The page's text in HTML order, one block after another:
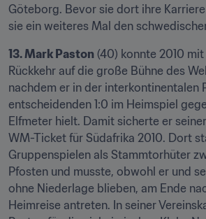
Göteborg. Bevor sie dort ihre
sie ein weiteres Mal den
13. Mark Paston (40) konnte 2010
Rückkehr auf die große Bühne des
nachdem er in der interkontinentalen
entscheidenden 1:0 im Heimspiel
Elfmeter hielt. Damit sicherte er
WM-Ticket für Südafrika 2010. Dort
Gruppenspielen als Stammtorhüter
Pfosten und musste, obwohl er und
ohne Niederlage blieben, am Ende
Heimreise antreten. In seiner